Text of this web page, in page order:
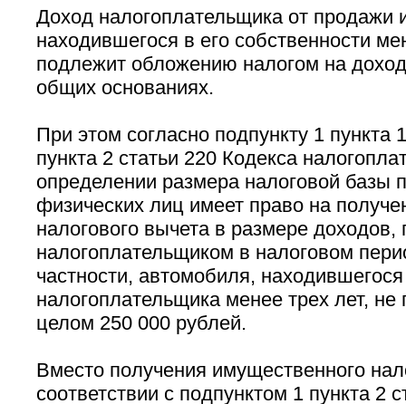
Доход налогоплательщика от продажи
находившегося в его собственности
подлежит обложению налогом на
общих основаниях.
При этом согласно подпункту 1 пункта
пункта 2 статьи 220 Кодекса
определении размера налоговой базы
физических лиц имеет право на
налогового вычета в размере доходов,
налогоплательщиком в налоговом
частности, автомобиля,
налогоплательщика менее трех лет,
целом 250 000 рублей.
Вместо получения имущественного
соответствии с подпунктом 1 пункта 2